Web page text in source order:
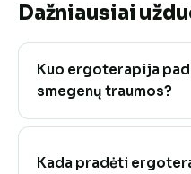
Dažniausiai
Kuo ergoterapija
smegenų traumos?
Kada pradėti